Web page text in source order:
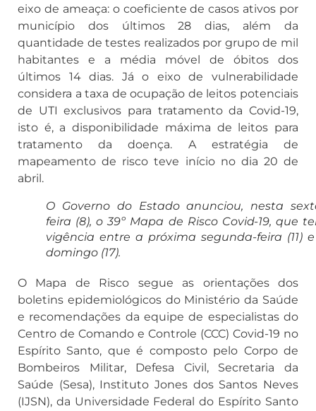
eixo de ameaça: o coeficiente de casos ativos por
município dos últimos 28 dias, além da
quantidade de testes realizados por grupo de mil
habitantes e a média móvel de óbitos dos
últimos 14 dias. Já o eixo de vulnerabilidade
considera a taxa de ocupação de leitos potenciais
de UTI exclusivos para tratamento da Covid-19,
isto é, a disponibilidade máxima de leitos para
tratamento da doença. A estratégia de
mapeamento de risco teve início no dia 20 de
abril.
O Governo do Estado anunciou, nesta
feira (8), o 39º Mapa de Risco Covid-19, que
vigência entre a próxima segunda-feira (11)
domingo (17).
O Mapa de Risco segue as orientações dos
boletins epidemiológicos do Ministério da Saúde
e recomendações da equipe de especialistas do
Centro de Comando e Controle (CCC) Covid-19 no
Espírito Santo, que é composto pelo Corpo de
Bombeiros Militar, Defesa Civil, Secretaria da
Saúde (Sesa), Instituto Jones dos Santos Neves
(IJSN), da Universidade Federal do Espírito Santo